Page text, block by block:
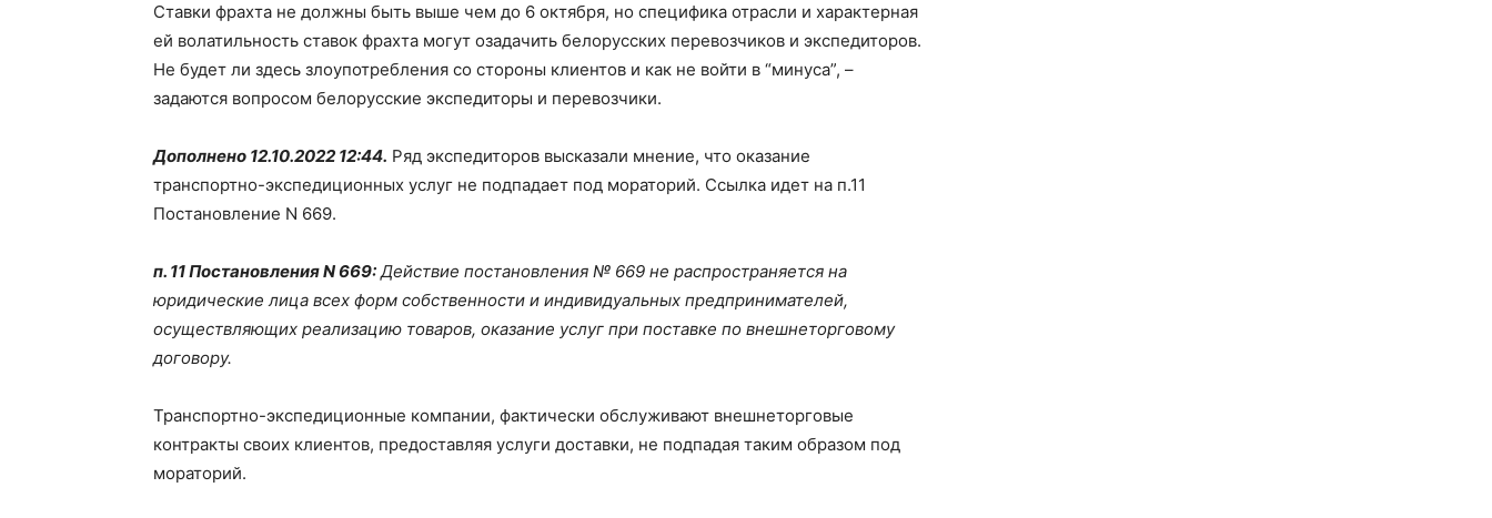
Ставки фрахта не должны быть выше чем до 6 октября, но специфика отрасли и характерная
ей волатильность ставок фрахта могут озадачить белорусских перевозчиков и экспедиторов.
Не будет ли здесь злоупотребления со стороны клиентов и как не войти в “минуса”, –
задаются вопросом белорусские экспедиторы и перевозчики.
Дополнено 12.10.2022 12:44. Ряд экспедиторов высказали мнение, что оказание
транспортно-экспедиционных услуг не подпадает под мораторий. Ссылка идет на п.11
Постановление N 669.
п. 11 Постановления N 669:Действие постановления № 669 не распространяется на
юридические лица всех форм собственности и индивидуальных предпринимателей,
осуществляющих реализацию товаров, оказание услуг при поставке по внешнеторговому
договору.
Транспортно-экспедиционные компании, фактически обслуживают внешнеторговые
контракты своих клиентов, предоставляя услуги доставки, не подпадая таким образом под
мораторий.